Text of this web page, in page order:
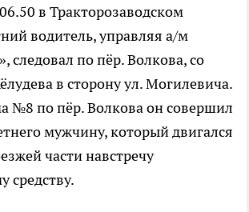
в Тракторозаводском
водитель, управляя а/м
следовал по пёр. Волкова, со
в сторону ул. Могилевича.
№8 по пёр. Волкова он совершил
мужчину, который двигался
части навстречу
средству.